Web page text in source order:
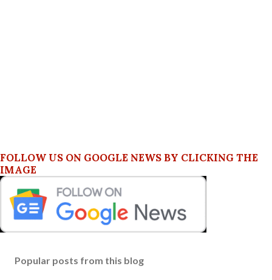
FOLLOW US ON GOOGLE NEWS BY CLICKING THE
IMAGE
Popular posts from this blog